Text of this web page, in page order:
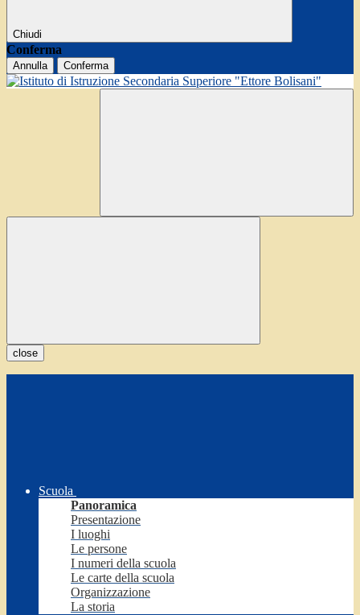
Chiudi
Conferma
Annulla Conferma
close
Scuola
Panoramica
Presentazione
I luoghi
Le persone
I numeri della scuola
Le carte della scuola
Organizzazione
La storia